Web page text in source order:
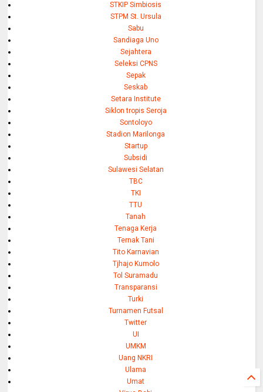
STKIP Simbiosis
STPM St. Ursula
Sabu
Sandiaga Uno
Sejahtera
Seleksi CPNS
Sepak
Seskab
Setara Institute
Siklon tropis Seroja
Sontoloyo
Stadion Marilonga
Startup
Subsidi
Sulawesi Selatan
TBC
TKI
TTU
Tanah
Tenaga Kerja
Ternak Tani
Tito Karnavian
Tjhajo Kumolo
Tol Suramadu
Transparansi
Turki
Turnamen Futsal
Twitter
UI
UMKM
Uang NKRI
Ulama
Umat